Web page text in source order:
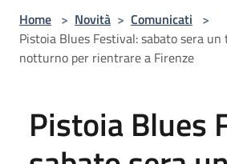
Home > Novità > Comunicati >
Pistoia Blues Festival: sabato sera
notturno per rientrare a Firenze
Pistoia Blues